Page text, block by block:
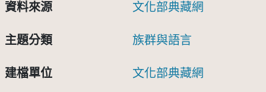
資料來源 文化部典藏網
主題分類 族群與語言
建檔單位 文化部典藏網